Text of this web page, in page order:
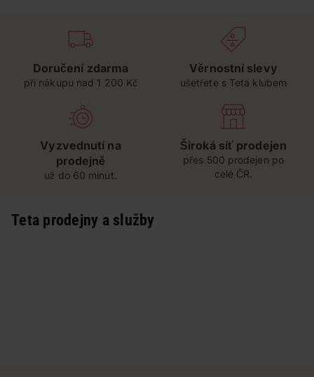
Doručení zdarma
při nákupu nad 1 200 Kč
Věrnostní slevy
ušetřete s Teta klubem
Vyzvednutí na
prodejně
už do 60 minut.
Široká síť prodejen
přes 500 prodejen po
celé ČR.
Teta prodejny a služby